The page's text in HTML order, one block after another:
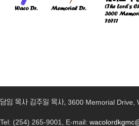
담임 목사 김주일 목사, 3600 Memorial Drive,
Tel: (254) 265-9001, E-mail: